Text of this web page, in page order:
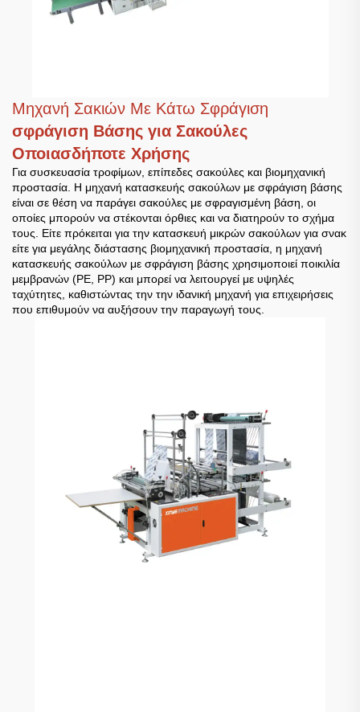
Μηχανή Σακιών Με Κάτω Σφράγιση
σφράγιση Βάσης για Σακούλες
Οποιασδήποτε Χρήσης
Για συσκευασία τροφίμων, επίπεδες σακούλες και βιομηχανική
προστασία. Η μηχανή κατασκευής σακούλων με σφράγιση βάσης
είναι σε θέση να παράγει σακούλες με σφραγισμένη βάση, οι
οποίες μπορούν να στέκονται όρθιες και να διατηρούν το σχήμα
τους. Είτε πρόκειται για την κατασκευή μικρών σακούλων για σνακ
είτε για μεγάλης διάστασης βιομηχανική προστασία, η μηχανή
κατασκευής σακούλων με σφράγιση βάσης χρησιμοποιεί ποικιλία
μεμβρανών (PE, PP) και μπορεί να λειτουργεί με υψηλές
ταχύτητες, καθιστώντας την την ιδανική μηχανή για επιχειρήσεις
που επιθυμούν να αυξήσουν την παραγωγή τους.